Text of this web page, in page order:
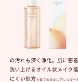
の汚れも深く浄化。肌に密
洗い上げるオイル状メイク
にくい処方 ※全てのかたにアレルギー